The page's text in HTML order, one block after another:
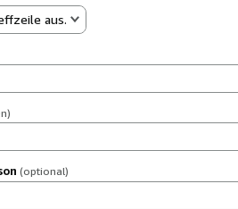
aus.
(optional)